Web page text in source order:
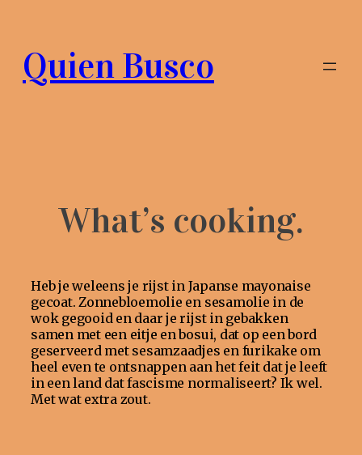
inhoud
Quien Busco
What’s cooking.
Heb je weleens je rijst in Japanse mayonaise
gecoat. Zonnebloemolie en sesamolie in de
wok gegooid en daar je rijst in gebakken
samen met een eitje en bosui, dat op een bord
geserveerd met sesamzaadjes en furikake om
heel even te ontsnappen aan het feit dat je leeft
in een land dat fascisme normaliseert? Ik wel.
Met wat extra zout.